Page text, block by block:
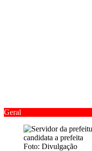
Geral
Foto: Divulgação